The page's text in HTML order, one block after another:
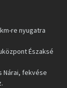
re nyugatra
Északsé
Nárai, fekvése